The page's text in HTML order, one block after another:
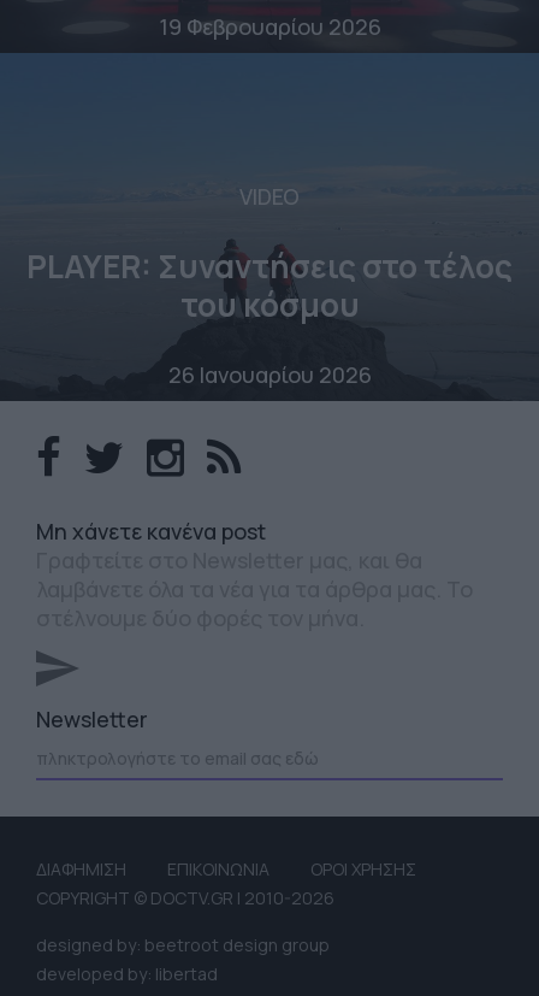
19 Φεβρουαρίου 2026
VIDEO
PLAYER: Συναντήσεις στο τέλος
του κόσμου
26 Ιανουαρίου 2026
Mη χάνετε κανένα post
Newsletter
ΔΙΑΦΗΜΙΣΗ ΕΠΙΚΟΙΝΩΝΙΑ
ΟΡΟΙ ΧΡΗΣΗΣ
COPYRIGHT © DOCTV.GR | 2010-2026
designed by: beetroot design group
developed by: libertad